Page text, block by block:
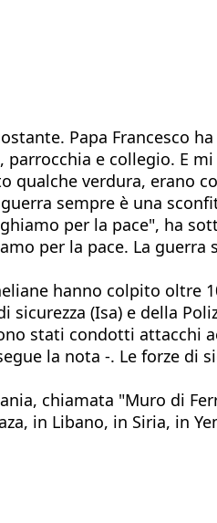
Papa Francesco ha
e collegio. E
qualche verdura, erano
sempre è una
per la pace", ha
per la pace. La guerra
hanno colpito oltre
(Isa) e della
stati condotti attacchi
la nota -. Le forze di
chiamata "Muro di
in Libano, in Siria, in